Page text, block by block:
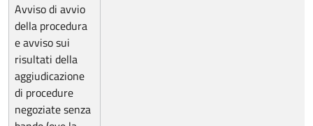
Avviso di avvio
della procedura
e avviso sui
risultati della
aggiudicazione
di procedure
negoziate senza